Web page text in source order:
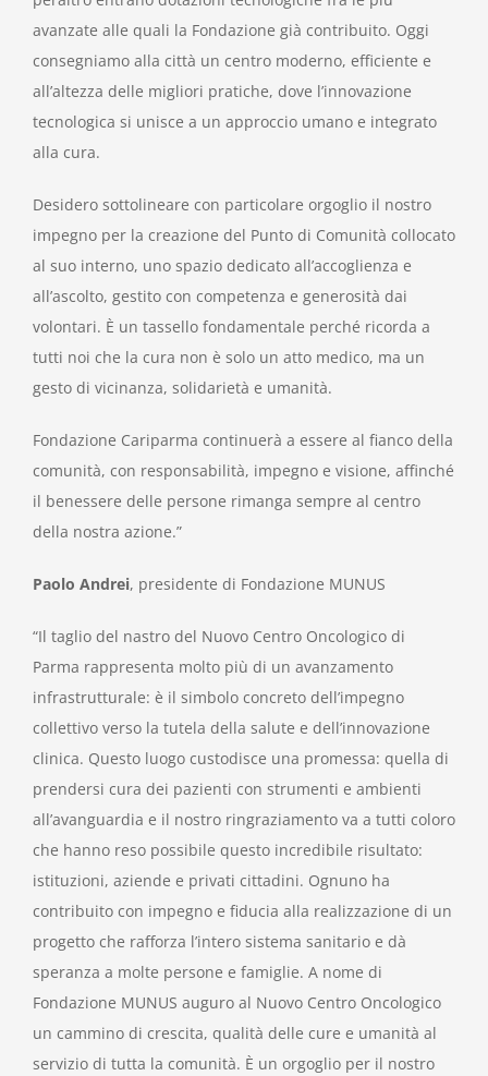
avanzate alle quali la Fondazione già contribuito. Oggi
consegniamo alla città un centro moderno, efficiente e
all’altezza delle migliori pratiche, dove l’innovazione
tecnologica si unisce a un approccio umano e integrato
alla cura.
Desidero sottolineare con particolare orgoglio il nostro
impegno per la creazione del Punto di Comunità collocato
al suo interno, uno spazio dedicato all’accoglienza e
all’ascolto, gestito con competenza e generosità dai
volontari. È un tassello fondamentale perché ricorda a
tutti noi che la cura non è solo un atto medico, ma un
gesto di vicinanza, solidarietà e umanità.
Fondazione Cariparma continuerà a essere al fianco della
comunità, con responsabilità, impegno e visione, affinché
il benessere delle persone rimanga sempre al centro
della nostra azione.”
Paolo Andrei, presidente di Fondazione MUNUS
“Il taglio del nastro del Nuovo Centro Oncologico di
Parma rappresenta molto più di un avanzamento
infrastrutturale: è il simbolo concreto dell’impegno
collettivo verso la tutela della salute e dell’innovazione
clinica. Questo luogo custodisce una promessa: quella di
prendersi cura dei pazienti con strumenti e ambienti
all’avanguardia e il nostro ringraziamento va a tutti coloro
che hanno reso possibile questo incredibile risultato:
istituzioni, aziende e privati cittadini. Ognuno ha
contribuito con impegno e fiducia alla realizzazione di un
progetto che rafforza l’intero sistema sanitario e dà
speranza a molte persone e famiglie. A nome di
Fondazione MUNUS auguro al Nuovo Centro Oncologico
un cammino di crescita, qualità delle cure e umanità al
servizio di tutta la comunità. È un orgoglio per il nostro